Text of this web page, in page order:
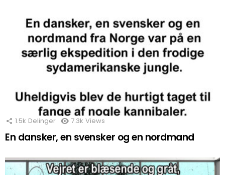
1.5k Delinger 7.3k Views
En dansker, en svensker og en nordmand